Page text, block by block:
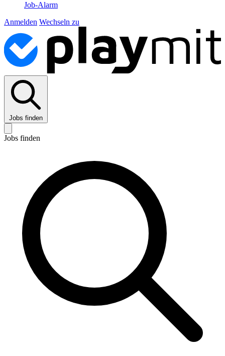
Job-Alarm
Anmelden Wechseln zu
Jobs finden
Jobs finden